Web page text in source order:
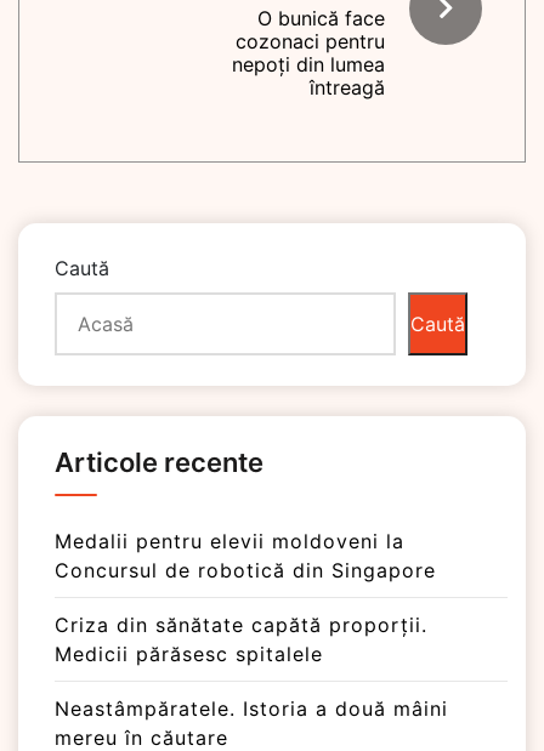
O bunică face
cozonaci pentru
nepoți din lumea
întreagă
Caută
Caută
Articole recente
Medalii pentru elevii moldoveni la
Concursul de robotică din Singapore
Criza din sănătate capătă proporții.
Medicii părăsesc spitalele
Neastâmpăratele. Istoria a două mâini
mereu în căutare